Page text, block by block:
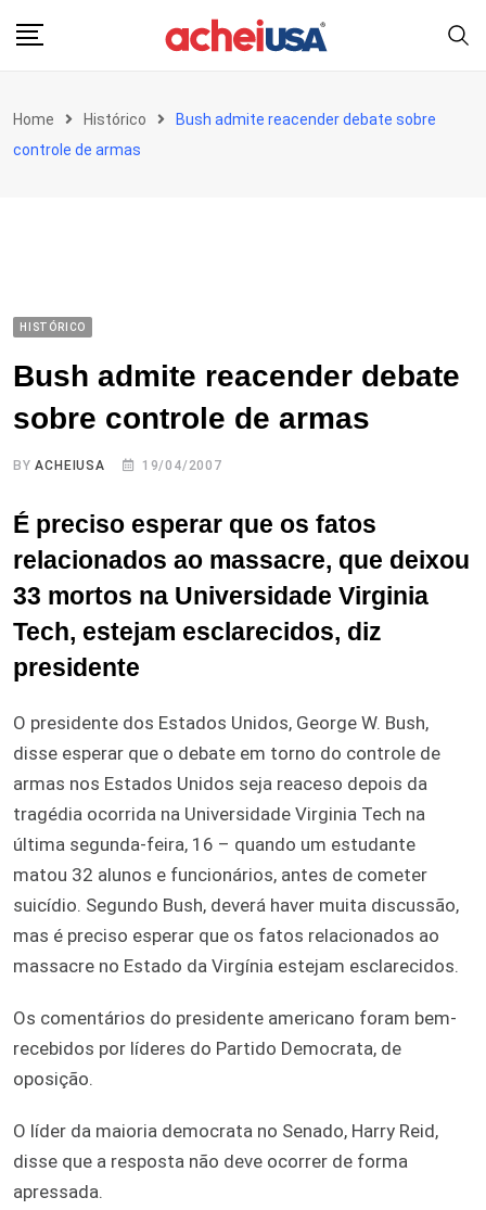
Home Histórico
Bush admite reacender debate sobre
controle de armas
HISTÓRICO
Bush admite reacender debate
sobre controle de armas
BYACHEIUSA 19/04/2007
É preciso esperar que os fatos
relacionados ao massacre, que deixou
33 mortos na Universidade Virginia
Tech, estejam esclarecidos, diz
presidente
O presidente dos Estados Unidos, George W. Bush,
disse esperar que o debate em torno do controle de
armas nos Estados Unidos seja reaceso depois da
tragédia ocorrida na Universidade Virginia Tech na
última segunda-feira, 16 – quando um estudante
matou 32 alunos e funcionários, antes de cometer
suicídio. Segundo Bush, deverá haver muita discussão,
mas é preciso esperar que os fatos relacionados ao
massacre no Estado da Virgínia estejam esclarecidos.
Os comentários do presidente americano foram bem-
recebidos por líderes do Partido Democrata, de
oposição.
O líder da maioria democrata no Senado, Harry Reid,
disse que a resposta não deve ocorrer de forma
apressada.